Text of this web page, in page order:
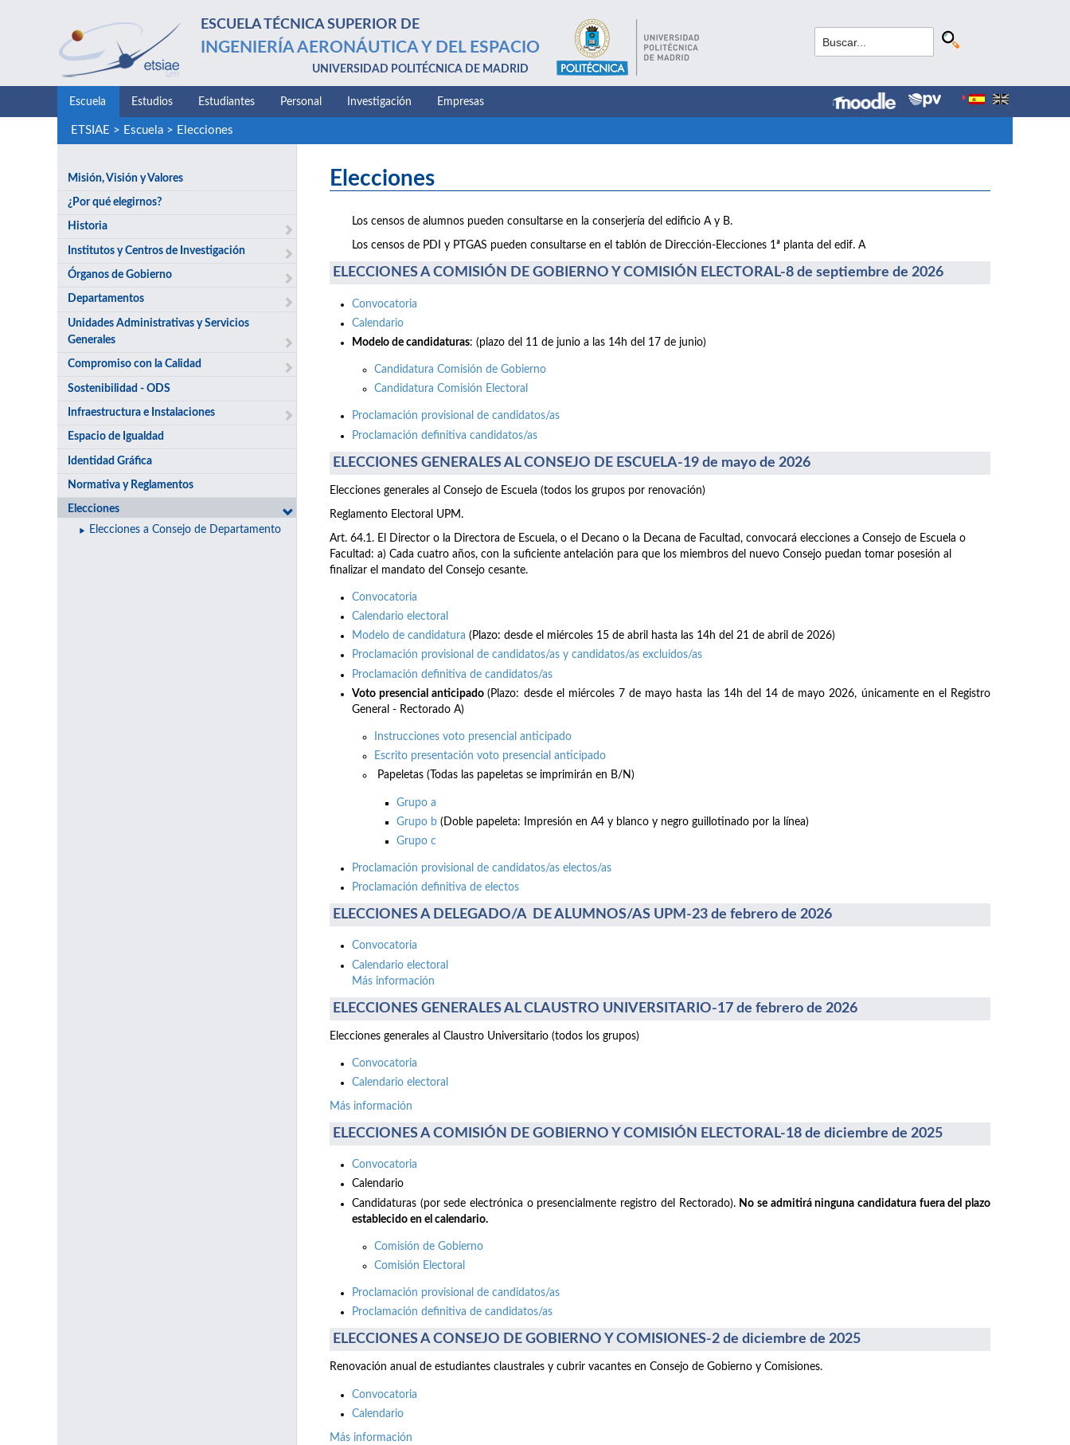
ESCUELA TÉCNICA SUPERIOR DE
INGENIERÍA AERONÁUTICA Y DEL ESPACIO
UNIVERSIDAD POLITÉCNICA DE MADRID
Escuela Estudios Estudiantes Personal Investigación Empresas
ETSIAE > Escuela> Elecciones
Misión, Visión y Valores
¿Por qué elegirnos?
Historia
Institutos y Centros de Investigación
Órganos de Gobierno
Departamentos
Unidades Administrativas y Servicios
Generales
Compromiso con la Calidad
Sostenibilidad - ODS
Infraestructura e Instalaciones
Espacio de Igualdad
Identidad Gráfica
Normativa y Reglamentos
Elecciones
Elecciones a Consejo de Departamento
Elecciones
Los censos de alumnos pueden consultarse en la conserjería del edificio A y B.
Los censos de PDI y PTGAS pueden consultarse en el tablón de Dirección-Elecciones 1ª planta del edif. A
ELECCIONES A COMISIÓN DE GOBIERNO Y COMISIÓN ELECTORAL-8 de septiembre de 2026
Convocatoria
Calendario
Modelo de candidaturas: (plazo del 11 de junio a las 14h del 17 de junio)
Candidatura Comisión de Gobierno
Candidatura Comisión Electoral
Proclamación provisional de candidatos/as
Proclamación definitiva candidatos/as
ELECCIONES GENERALES AL CONSEJO DE ESCUELA-19 de mayo de 2026
Elecciones generales al Consejo de Escuela (todos los grupos por renovación)
Reglamento Electoral UPM.
Art. 64.1. El Director o la Directora de Escuela, o el Decano o la Decana de Facultad, convocará elecciones a Consejo de Escuela o
Facultad: a) Cada cuatro años, con la suficiente antelación para que los miembros del nuevo Consejo puedan tomar posesión al
finalizar el mandato del Consejo cesante.
Convocatoria
Calendario electoral
Modelo de candidatura (Plazo: desde el miércoles 15 de abril hasta las 14h del 21 de abril de 2026)
Proclamación provisional de candidatos/as y candidatos/as excluidos/as
Proclamación definitiva de candidatos/as
Voto presencial anticipado(Plazo: desde el miércoles 7 de mayo hasta las 14h del 14 de mayo 2026, únicamente en el Registro
General - Rectorado A)
Instrucciones voto presencial anticipado
Escrito presentación voto presencial anticipado
Papeletas (Todas las papeletas se imprimirán en B/N)
Grupo a
Grupo b (Doble papeleta: Impresión en A4 y blanco y negro guillotinado por la línea)
Grupo c
Proclamación provisional de candidatos/as electos/as
Proclamación definitiva de electos
ELECCIONES A DELEGADO/A DE ALUMNOS/AS UPM-23 de febrero de 2026
Convocatoria
Calendario electoral
Más información
ELECCIONES GENERALES AL CLAUSTRO UNIVERSITARIO-17 de febrero de 2026
Elecciones generales al Claustro Universitario (todos los grupos)
Convocatoria
Calendario electoral
Más información
ELECCIONES A COMISIÓN DE GOBIERNO Y COMISIÓN ELECTORAL-18 de diciembre de 2025
Convocatoria
Calendario
Candidaturas (por sede electrónica o presencialmente registro del Rectorado). No se admitirá ninguna candidatura fuera del plazo
establecido en el calendario.
Comisión de Gobierno
Comisión Electoral
Proclamación provisional de candidatos/as
Proclamación definitiva de candidatos/as
ELECCIONES A CONSEJO DE GOBIERNO Y COMISIONES-2 de diciembre de 2025
Renovación anual de estudiantes claustrales y cubrir vacantes en Consejo de Gobierno y Comisiones.
Convocatoria
Calendario
Más información